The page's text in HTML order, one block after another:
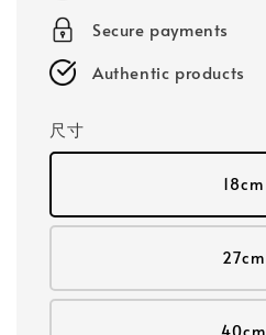
Secure payments
Authentic products
尺寸
18cm
27cm